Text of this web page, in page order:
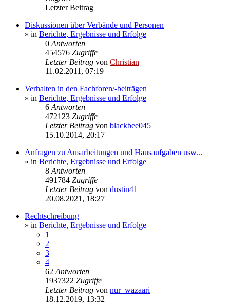
Letzter Beitrag
Diskussionen über Verbände und Personen
» in Berichte, Ergebnisse und Erfolge
0 Antworten
454576 Zugriffe
Letzter Beitrag von Christian
11.02.2011, 07:19
Verhalten in den Fachforen/-beiträgen
» in Berichte, Ergebnisse und Erfolge
6 Antworten
472123 Zugriffe
Letzter Beitrag von blackbee045
15.10.2014, 20:17
Anfragen zu Ausarbeitungen und Hausaufgaben usw...
» in Berichte, Ergebnisse und Erfolge
8 Antworten
491784 Zugriffe
Letzter Beitrag von dustin41
20.08.2021, 18:27
Rechtschreibung
» in Berichte, Ergebnisse und Erfolge
1
2
3
4
62 Antworten
1937322 Zugriffe
Letzter Beitrag von nur_wazaari
18.12.2019, 13:32